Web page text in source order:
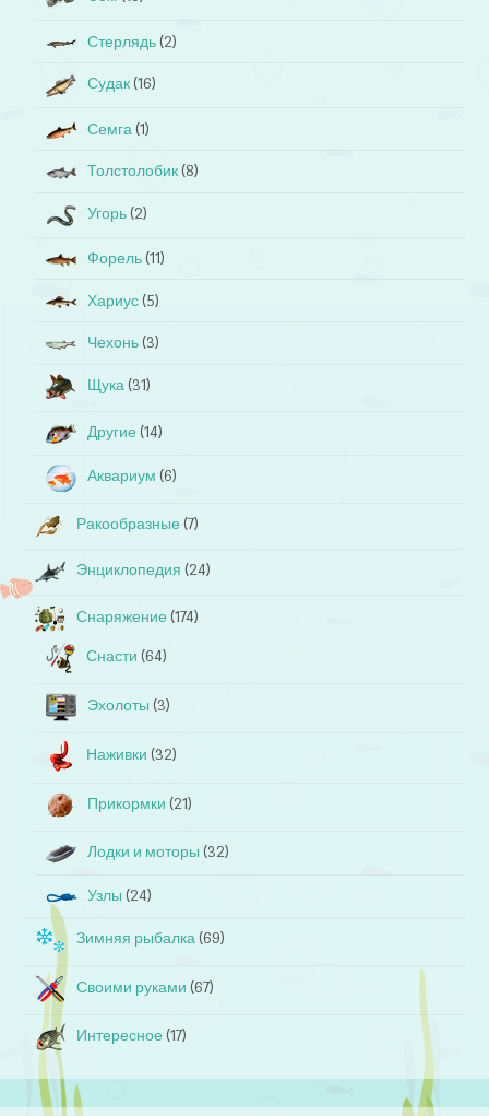
Стерлядь (2)
Судак (16)
Семга (1)
Толстолобик (8)
Угорь (2)
Форель (11)
Хариус (5)
Чехонь (3)
Щука (31)
Другие (14)
Аквариум (6)
Ракообразные (7)
Энциклопедия (24)
Снаряжение (174)
Снасти (64)
Эхолоты (3)
Наживки (32)
Прикормки (21)
Лодки и моторы (32)
Узлы (24)
Зимняя рыбалка (69)
Своими руками (67)
Интересное (17)